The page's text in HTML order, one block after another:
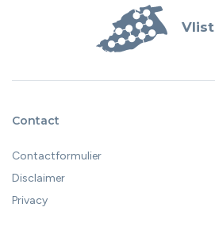
Vlist
Contact
Contactformulier
Disclaimer
Privacy